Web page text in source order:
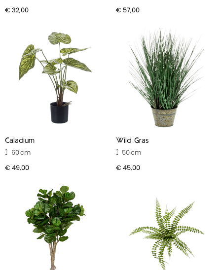
€ 32,00
€ 57,00
Caladium
60
€ 49,00
Wild Gras
50
€ 45,00